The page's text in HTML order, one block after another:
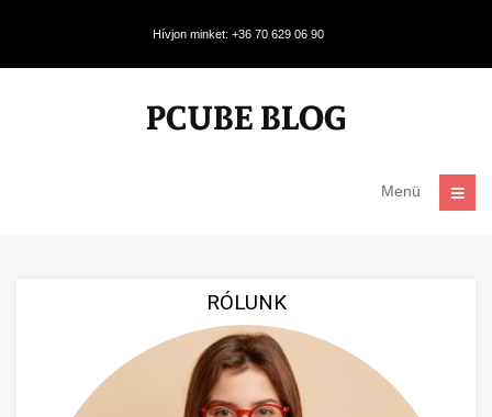
Hívjon minket: +36 70 629 06 90
Menü
RÓLUNK